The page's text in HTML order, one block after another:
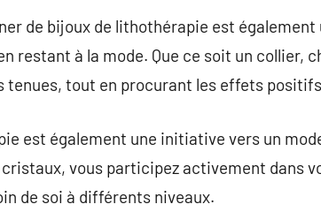
de bijoux de lithothérapie est également
restant à la mode. Que ce soit un collier,
tout en procurant les effets
est également une initiative vers un
vous participez activement dans
de soi à différents niveaux.